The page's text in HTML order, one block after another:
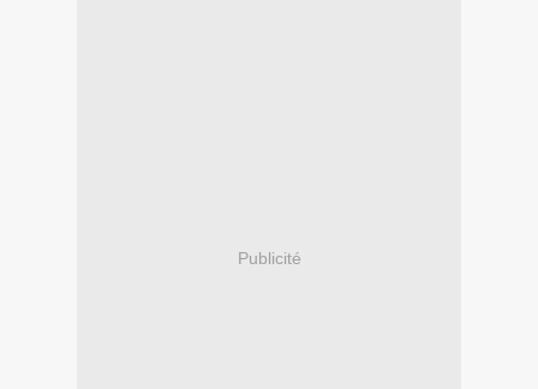
Publicité